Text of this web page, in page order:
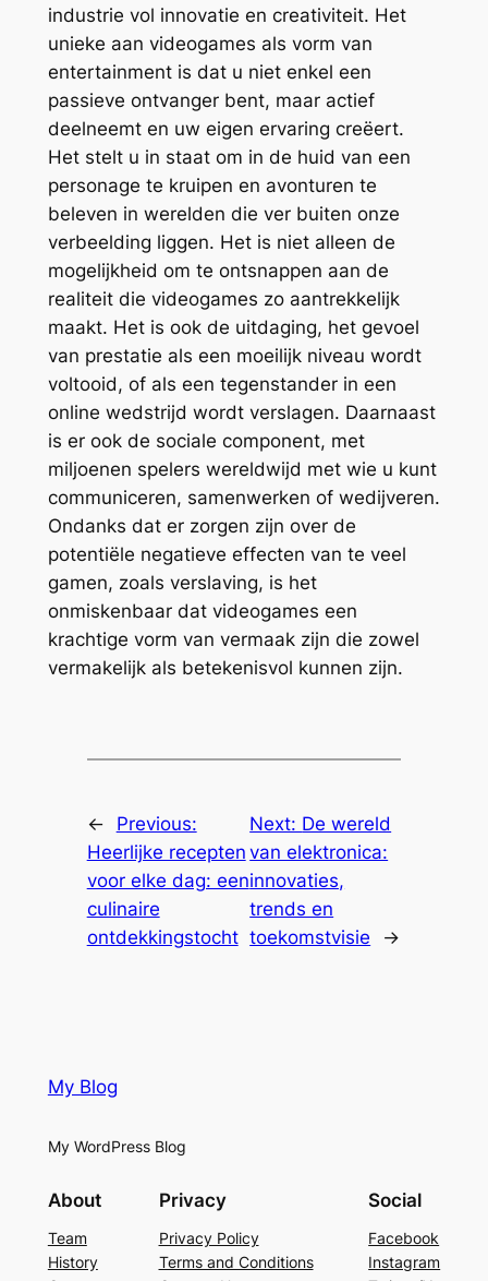
industrie vol innovatie en creativiteit. Het
unieke aan videogames als vorm van
entertainment is dat u niet enkel een
passieve ontvanger bent, maar actief
deelneemt en uw eigen ervaring creëert.
Het stelt u in staat om in de huid van een
personage te kruipen en avonturen te
beleven in werelden die ver buiten onze
verbeelding liggen. Het is niet alleen de
mogelijkheid om te ontsnappen aan de
realiteit die videogames zo aantrekkelijk
maakt. Het is ook de uitdaging, het gevoel
van prestatie als een moeilijk niveau wordt
voltooid, of als een tegenstander in een
online wedstrijd wordt verslagen. Daarnaast
is er ook de sociale component, met
miljoenen spelers wereldwijd met wie u kunt
communiceren, samenwerken of wedijveren.
Ondanks dat er zorgen zijn over de
potentiële negatieve effecten van te veel
gamen, zoals verslaving, is het
onmiskenbaar dat videogames een
krachtige vorm van vermaak zijn die zowel
vermakelijk als betekenisvol kunnen zijn.
←
Previous:
Heerlijke recepten
voor elke dag: een
culinaire
ontdekkingstocht
Next: De wereld
van elektronica:
innovaties,
trends en
toekomstvisie
→
My Blog
My WordPress Blog
About
Team
History
Privacy
Privacy Policy
Terms and Conditions
Social
Facebook
Instagram